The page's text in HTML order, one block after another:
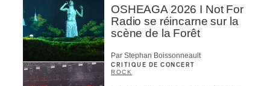
OSHEAGA 2026 I Not For
Radio se réincarne sur la
scène de la Forêt
Par Stephan Boissonneault
CRITIQUE DE CONCERT
ROCK